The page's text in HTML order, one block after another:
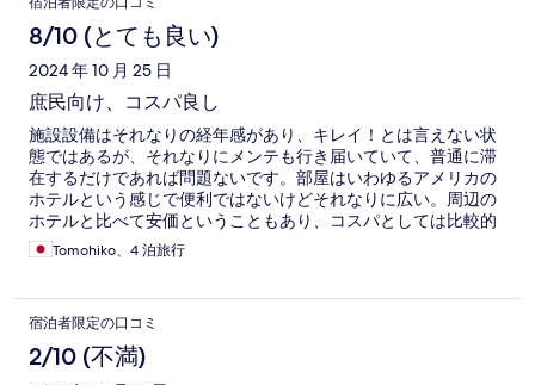
8/10 (とても良い)
2024 年 10 月 25 日
庶民向け、コスパ良し
施設設備はそれなりの経年感があり、キレイ！とは言えない状
態ではあるが、それなりにメンテも行き届いていて、普通に滞
在するだけであれば問題ないです。部屋はいわゆるアメリカの
ホテルという感じで便利ではないけどそれなりに広い。周辺の
ホテルと比べて安価ということもあり、コスパとしては比較的
良いのではないかと思います。空港行きのバス停が目の前にあ
るし、駅やノートルダム聖堂も徒歩圏なので割と便利です。経
いところに泊まりますが、出張で上限があるので次に機会があ
ってもここを選択するような気がします。
Tomohiko、4 泊旅行
宿泊者限定の口コミ
2/10 (不満)